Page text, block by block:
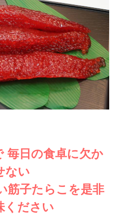
毎日の食卓に欠か
ない
筋子たらこを是非
ください